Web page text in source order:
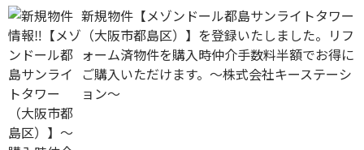
新規物件【メゾンドール都島サンライトタワー
（大阪市都島区）】を登録いたしました。リフ
ォーム済物件を購入時仲介手数料半額でお得に
ご購入いただけます。～株式会社キーステーシ
ョン～